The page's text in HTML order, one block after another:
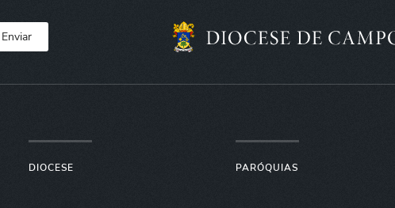
Enviar
DIOCESE PARÓQUIAS